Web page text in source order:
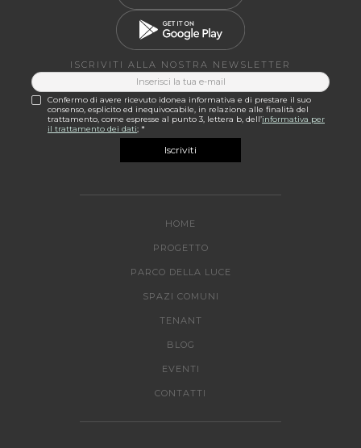
ISCRIVITI ALLA NOSTRA NEWSLETTER
Confermo di avere ricevuto idonea informativa e di prestare il suo
consenso, esplicito ed inequivocabile, in relazione alle finalità del
trattamento, come espresse al punto 3, lettera b, dell’informativa per
il trattamento dei dati; *
HOME
PROGETTO
PARCO DELLA LUCE
SPAZI COMUNI
TENANT
BLOG
EVENTI
CONTATTI